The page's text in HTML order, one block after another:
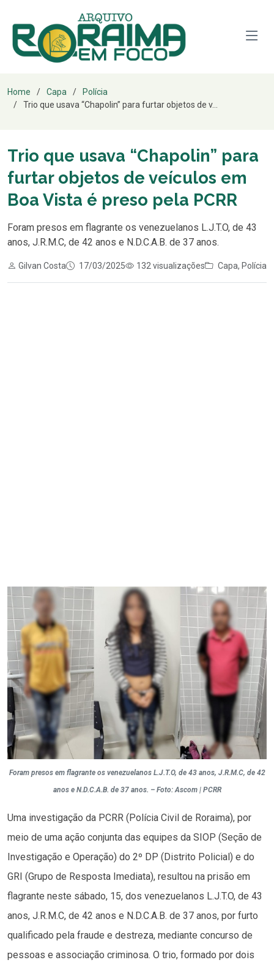
Home Capa
Polícia
Trio que usava “Chapolin” para furtar objetos de v...
Trio que usava “Chapolin” para
furtar objetos de veículos em
Boa Vista é preso pela PCRR
Foram presos em flagrante os venezuelanos L.J.T.O, de 43
anos, J.R.M.C, de 42 anos e N.D.C.A.B. de 37 anos.
Gilvan Costa 17/03/2025 132 visualizações Capa, Polícia
Foram presos em flagrante os venezuelanos L.J.T.O, de 43 anos, J.R.M.C, de 42
anos e N.D.C.A.B. de 37 anos. – Foto: Ascom | PCRR
Uma investigação da PCRR (Polícia Civil de Roraima), por
meio de uma ação conjunta das equipes da SIOP (Seção de
Investigação e Operação) do 2º DP (Distrito Policial) e do
GRI (Grupo de Resposta Imediata), resultou na prisão em
flagrante neste sábado, 15, dos venezuelanos L.J.T.O, de 43
anos, J.R.M.C, de 42 anos e N.D.C.A.B. de 37 anos, por furto
qualificado pela fraude e destreza, mediante concurso de
pessoas e associação criminosa. O trio, formado por dois